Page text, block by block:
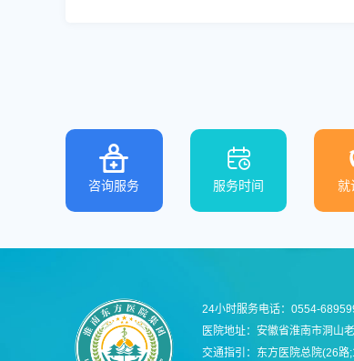
咨询服务 服务时间 就
24小时服务电话：0554-
医院地址：安徽省淮南市洞山
交通指引：东方医院总院(26